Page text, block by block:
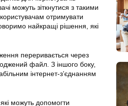
можуть зіткнутися з такими
отримувати
найкращі рішення , які
переривається через
файл. З іншого боку,
інтернет-з’єднанням
можуть допомогти